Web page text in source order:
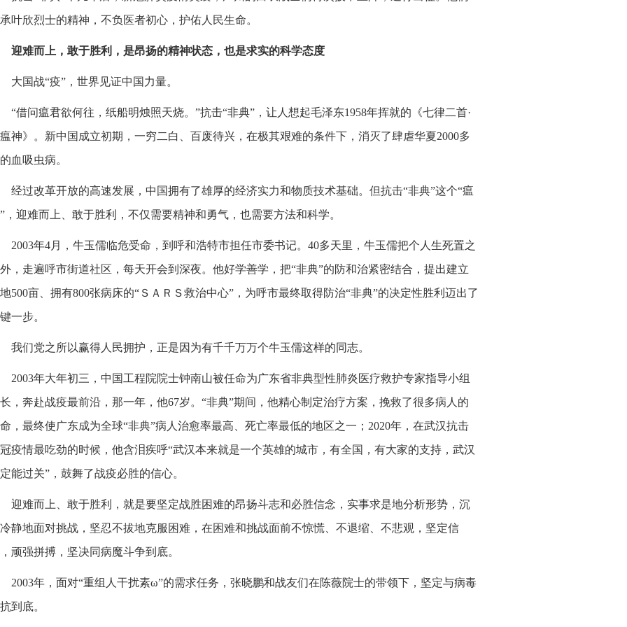
叶欣烈士的精神，不负医者初心，护佑人民生命。
迎难而上，敢于胜利，是昂扬的精神状态，也是求实的科学态度
大国战“疫”，世界见证中国力量。
“借问瘟君欲何往，纸船明烛照天烧。”抗击“非典”，让人想起毛泽东1958年挥就的《七律二首·
神》。新中国成立初期，一穷二白、百废待兴，在极其艰难的条件下，消灭了肆虐华夏2000多
血吸虫病。
经过改革开放的高速发展，中国拥有了雄厚的经济实力和物质技术基础。但抗击“非典”这个“瘟
，迎难而上、敢于胜利，不仅需要精神和勇气，也需要方法和科学。
2003年4月，牛玉儒临危受命，到呼和浩特市担任市委书记。40多天里，牛玉儒把个人生死置之
，走遍呼市街道社区，每天开会到深夜。他好学善学，把“非典”的防和治紧密结合，提出建立
500亩、拥有800张病床的“ＳＡＲＳ救治中心”，为呼市最终取得防治“非典”的决定性胜利迈出了
一步。
我们党之所以赢得人民拥护，正是因为有千千万万个牛玉儒这样的同志。
2003年大年初三，中国工程院院士钟南山被任命为广东省非典型性肺炎医疗救护专家指导小组
，奔赴战疫最前沿，那一年，他67岁。“非典”期间，他精心制定治疗方案，挽救了很多病人的
，最终使广东成为全球“非典”病人治愈率最高、死亡率最低的地区之一；2020年，在武汉抗击
疫情最吃劲的时候，他含泪疾呼“武汉本来就是一个英雄的城市，有全国，有大家的支持，武汉
能过关”，鼓舞了战疫必胜的信心。
迎难而上、敢于胜利，就是要坚定战胜困难的昂扬斗志和必胜信念，实事求是地分析形势，沉
静地面对挑战，坚忍不拔地克服困难，在困难和挑战面前不惊慌、不退缩、不悲观，坚定信
顽强拼搏，坚决同病魔斗争到底。
2003年，面对“重组人干扰素ω”的需求任务，张晓鹏和战友们在陈薇院士的带领下，坚定与病毒
到底。